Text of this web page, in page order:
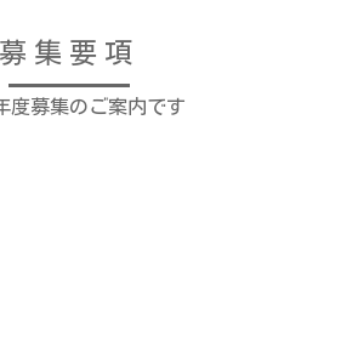
募集要項
度募集のご案内です